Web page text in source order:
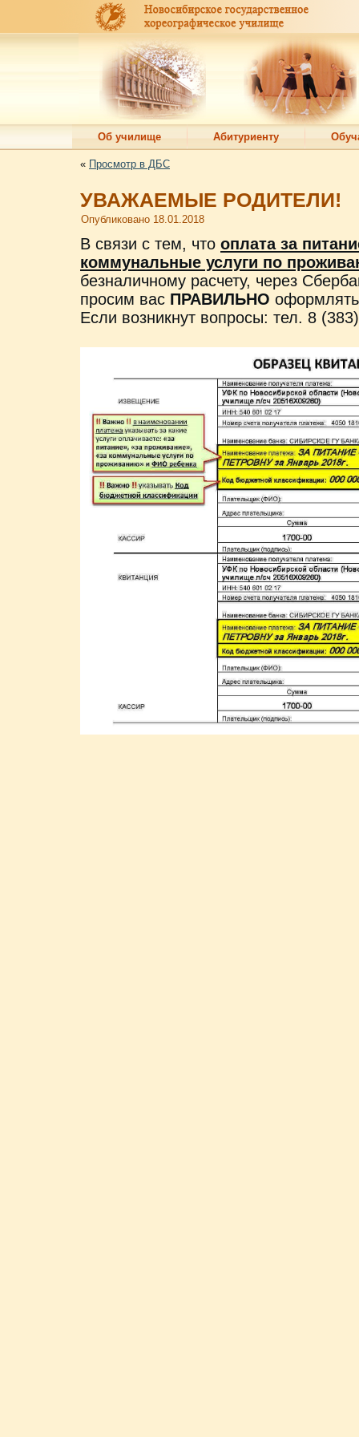
Об училище Абитуриенту
« Просмотр в ДБС
УВАЖАЕМЫЕ РОДИТЕЛИ!
Опубликовано 18.01.2018
В связи с тем, что оплата за
коммунальные услуги по
безналичному расчету, через
просим вас ПРАВИЛЬНО
Если возникнут вопросы: тел. 8